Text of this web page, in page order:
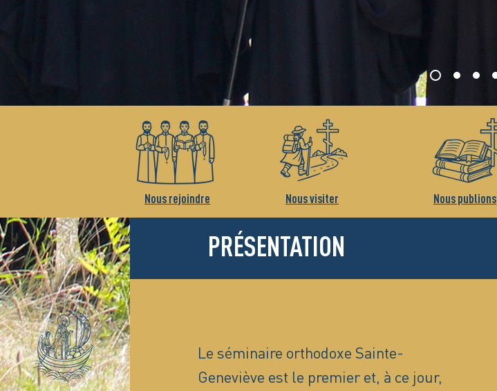
Nous rejoindre Nous visiter Nous publions
PRÉSENTATION
Le séminaire orthodoxe Sainte-
Geneviève est le premier et, à ce jour,